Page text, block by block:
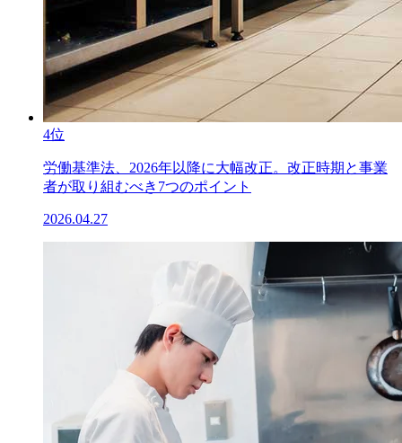
4位
労働基準法、2026年以降に大幅改正。改正時期と事業
者が取り組むべき7つのポイント
2026.04.27